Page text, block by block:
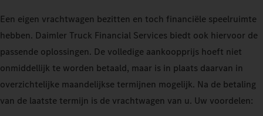
Een eigen vrachtwagen bezitten en toch financiële speelruimte
hebben. Daimler Truck Financial Services biedt ook hiervoor de
passende oplossingen. De volledige aankoopprijs hoeft niet
onmiddellijk te worden betaald, maar is in plaats daarvan in
overzichtelijke maandelijkse termijnen mogelijk. Na de betaling
van de laatste termijn is de vrachtwagen van u. Uw voordelen: